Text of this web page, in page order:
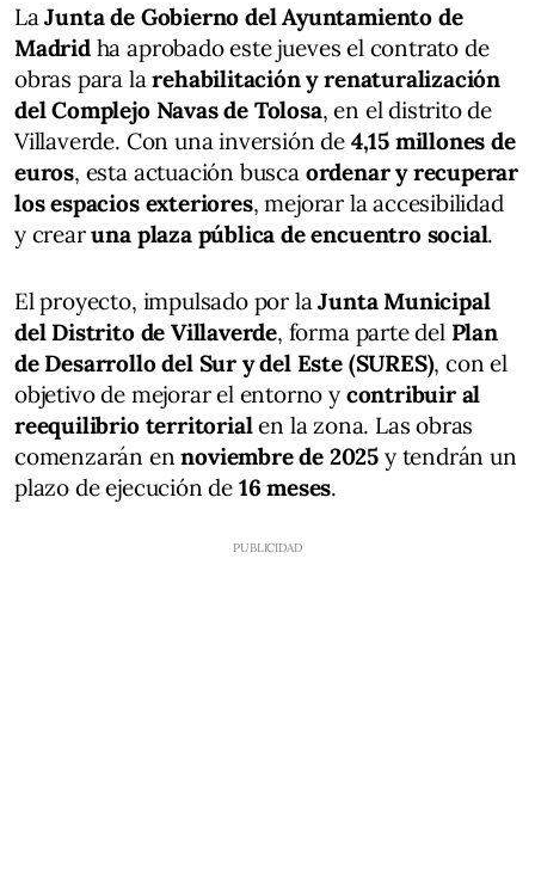
LaJunta de Gobierno del Ayuntamiento de
Madridha aprobado este jueves el contrato de
obras para larehabilitación y renaturalización
del Complejo Navas de Tolosa, en el distrito de
Villaverde. Con una inversión de 4,15 millones de
euros, esta actuación busca ordenar y recuperar
los espacios exteriores, mejorar la accesibilidad
y crearuna plaza pública de encuentro social.
El proyecto, impulsado por laJunta Municipal
del Distrito de Villaverde, forma parte del Plan
de Desarrollo del Sur y del Este (SURES), con el
objetivo de mejorar el entorno y contribuir al
reequilibrio territorialen la zona. Las obras
comenzarán ennoviembre de 2025 y tendrán un
plazo de ejecución de 16 meses.